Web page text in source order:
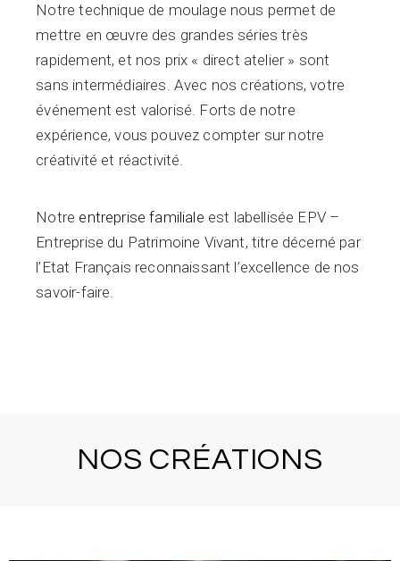
Notre technique de moulage nous permet de
mettre en œuvre des grandes séries très
rapidement, et nos prix « direct atelier » sont
sans intermédiaires. Avec nos créations, votre
événement est valorisé. Forts de notre
expérience, vous pouvez compter sur notre
créativité et réactivité.
Notre entreprise familiale est labellisée EPV –
Entreprise du Patrimoine Vivant, titre décerné par
l’Etat Français reconnaissant l’excellence de nos
savoir-faire.
NOS CRÉATIONS